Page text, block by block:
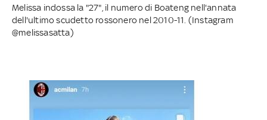
Melissa indossa la "27", il numero di Boateng nell'annata
dell'ultimo scudetto rossonero nel 2010-11. (Instagram
@melissasatta)